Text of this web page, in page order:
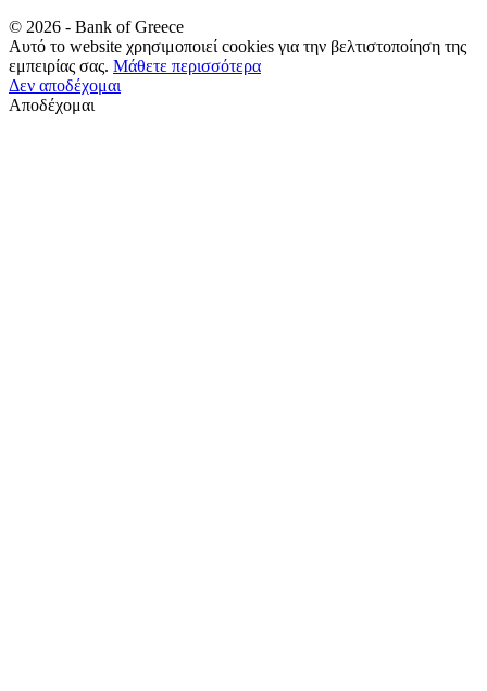
© 2026 - Bank of Greece
Αυτό το website χρησιμοποιεί cookies για την βελτιστοποίηση της
εμπειρίας σας. Μάθετε περισσότερα
Δεν αποδέχομαι
Αποδέχομαι